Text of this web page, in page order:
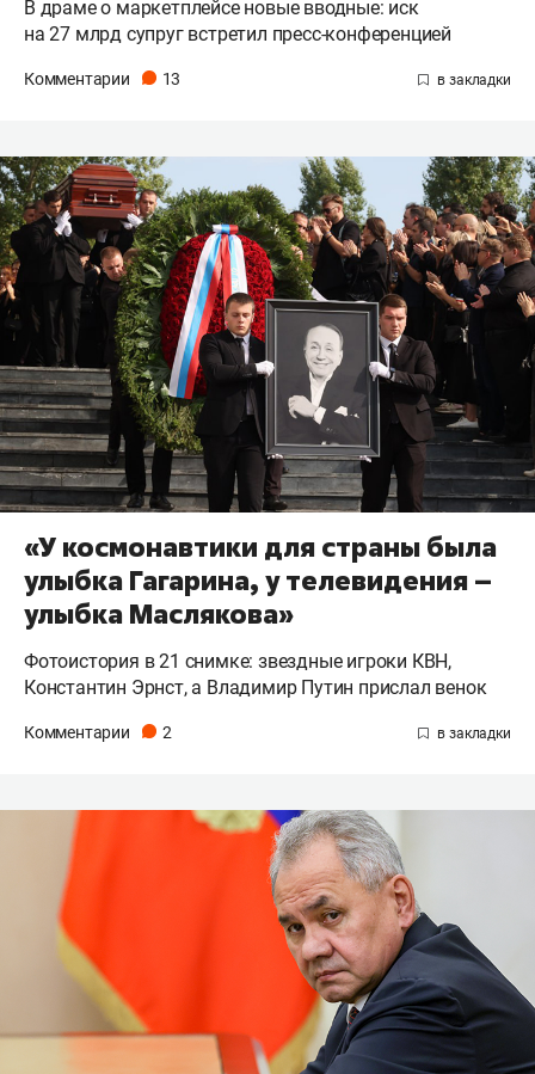
В драме о маркетплейсе новые вводные: иск
на 27 млрд супруг встретил пресс-конференцией
Комментарии 13
«У космонавтики для страны была
улыбка Гагарина, у телевидения –
улыбка Маслякова»
Фотоистория в 21 снимке: звездные игроки КВН,
Константин Эрнст, а Владимир Путин прислал венок
Комментарии 2